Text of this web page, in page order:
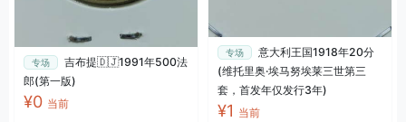
专场
吉布提🇩🇯1991年500法
郎(第一版)
¥0 当前
专场
意大利王国1918年20分
(维托里奥·埃马努埃莱三世第三
套，首发年仅发行3年)
¥1 当前